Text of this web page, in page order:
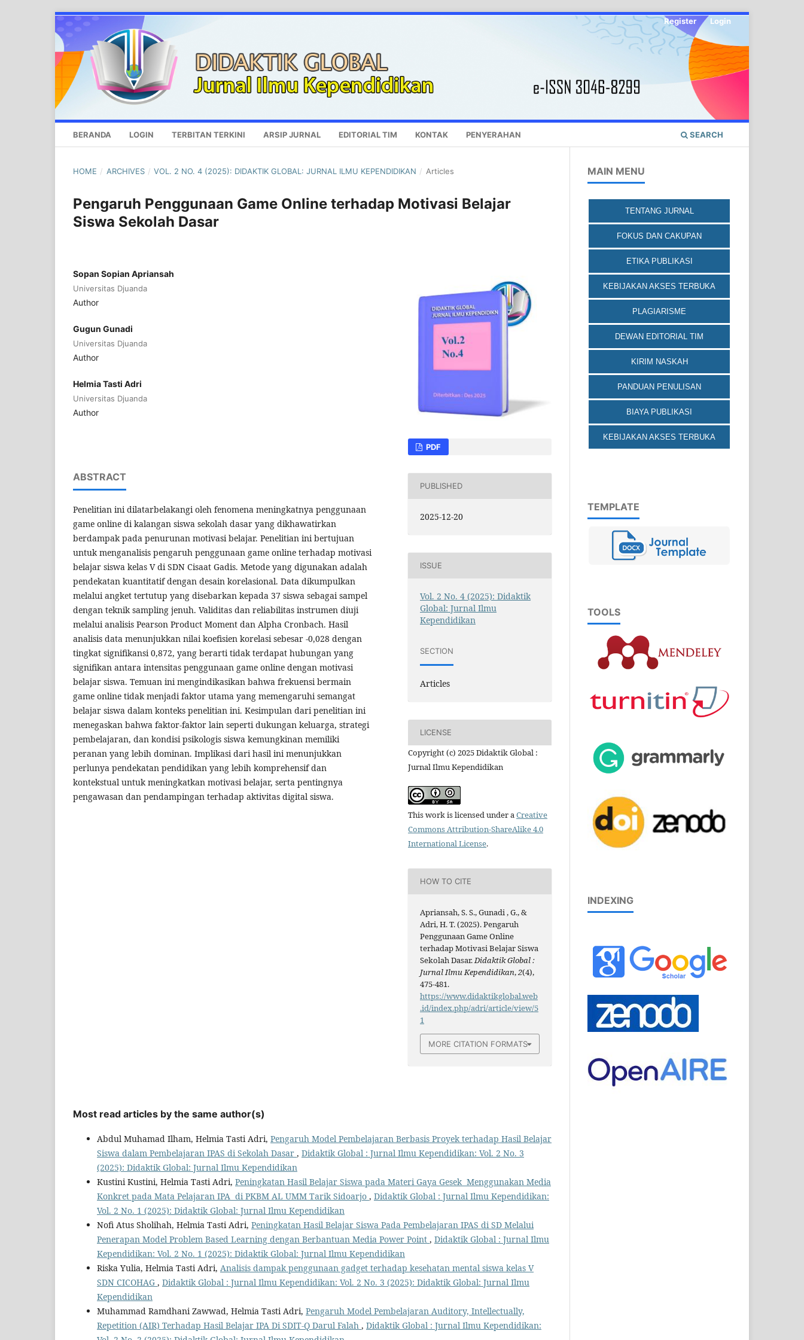
BERANDA LOGIN TERBITAN TERKINI ARSIP JURNAL EDITORIAL TIM KONTAK PENYERAHAN SEARCH
Register Login
HOME / ARCHIVES / VOL. 2 NO. 4 (2025): DIDAKTIK GLOBAL: JURNAL ILMU KEPENDIDIKAN / Articles
Pengaruh Penggunaan Game Online terhadap Motivasi Belajar
Siswa Sekolah Dasar
Sopan Sopian Apriansah
Universitas Djuanda
Author
Gugun Gunadi
Universitas Djuanda
Author
Helmia Tasti Adri
Universitas Djuanda
Author
ABSTRACT
Penelitian ini dilatarbelakangi oleh fenomena meningkatnya penggunaan
game online di kalangan siswa sekolah dasar yang dikhawatirkan
berdampak pada penurunan motivasi belajar. Penelitian ini bertujuan
untuk menganalisis pengaruh penggunaan game online terhadap motivasi
belajar siswa kelas V di SDN Cisaat Gadis. Metode yang digunakan adalah
pendekatan kuantitatif dengan desain korelasional. Data dikumpulkan
melalui angket tertutup yang disebarkan kepada 37 siswa sebagai sampel
dengan teknik sampling jenuh. Validitas dan reliabilitas instrumen diuji
melalui analisis Pearson Product Moment dan Alpha Cronbach. Hasil
analisis data menunjukkan nilai koefisien korelasi sebesar -0,028 dengan
tingkat signifikansi 0,872, yang berarti tidak terdapat hubungan yang
signifikan antara intensitas penggunaan game online dengan motivasi
belajar siswa. Temuan ini mengindikasikan bahwa frekuensi bermain
game online tidak menjadi faktor utama yang memengaruhi semangat
belajar siswa dalam konteks penelitian ini. Kesimpulan dari penelitian ini
menegaskan bahwa faktor-faktor lain seperti dukungan keluarga, strategi
pembelajaran, dan kondisi psikologis siswa kemungkinan memiliki
peranan yang lebih dominan. Implikasi dari hasil ini menunjukkan
perlunya pendekatan pendidikan yang lebih komprehensif dan
kontekstual untuk meningkatkan motivasi belajar, serta pentingnya
pengawasan dan pendampingan terhadap aktivitas digital siswa.
PDF
PUBLISHED
2025-12-20
ISSUE
Vol. 2 No. 4 (2025): Didaktik
Global: Jurnal Ilmu
Kependidikan
SECTION
Articles
LICENSE
Copyright (c) 2025 Didaktik Global :
Jurnal Ilmu Kependidikan
This work is licensed under aCreative
Commons Attribution-ShareAlike 4.0
International License.
HOW TO CITE
Apriansah, S. S., Gunadi , G., &
Adri, H. T. (2025). Pengaruh
Penggunaan Game Online
terhadap Motivasi Belajar Siswa
Sekolah Dasar.Didaktik Global :
Jurnal Ilmu Kependidikan,2(4),
475-481.
https://www.didaktikglobal.web
.id/index.php/adri/article/view/5
1
MORE CITATION FORMATS
Most read articles by the same author(s)
Abdul Muhamad Ilham, Helmia Tasti Adri, Pengaruh Model Pembelajaran Berbasis Proyek terhadap Hasil Belajar
Siswa dalam Pembelajaran IPAS di Sekolah Dasar , Didaktik Global : Jurnal Ilmu Kependidikan: Vol. 2 No. 3
(2025): Didaktik Global: Jurnal Ilmu Kependidikan
Kustini Kustini, Helmia Tasti Adri, Peningkatan Hasil Belajar Siswa pada Materi Gaya Gesek Menggunakan Media
Konkret pada Mata Pelajaran IPA di PKBM AL UMM Tarik Sidoarjo , Didaktik Global : Jurnal Ilmu Kependidikan:
Vol. 2 No. 1 (2025): Didaktik Global: Jurnal Ilmu Kependidikan
Nofi Atus Sholihah, Helmia Tasti Adri, Peningkatan Hasil Belajar Siswa Pada Pembelajaran IPAS di SD Melalui
Penerapan Model Problem Based Learning dengan Berbantuan Media Power Point , Didaktik Global : Jurnal Ilmu
Kependidikan: Vol. 2 No. 1 (2025): Didaktik Global: Jurnal Ilmu Kependidikan
Riska Yulia, Helmia Tasti Adri, Analisis dampak penggunaan gadget terhadap kesehatan mental siswa kelas V
SDN CICOHAG , Didaktik Global : Jurnal Ilmu Kependidikan: Vol. 2 No. 3 (2025): Didaktik Global: Jurnal Ilmu
Kependidikan
Muhammad Ramdhani Zawwad, Helmia Tasti Adri, Pengaruh Model Pembelajaran Auditory, Intellectually,
Repetition (AIR) Terhadap Hasil Belajar IPA Di SDIT-Q Darul Falah , Didaktik Global : Jurnal Ilmu Kependidikan:
MAIN MENU
TENTANG JURNAL
FOKUS DAN CAKUPAN
ETIKA PUBLIKASI
KEBIJAKAN AKSES TERBUKA
PLAGIARISME
DEWAN EDITORIAL TIM
KIRIM NASKAH
PANDUAN PENULISAN
BIAYA PUBLIKASI
KEBIJAKAN AKSES TERBUKA
TEMPLATE
TOOLS
INDEXING